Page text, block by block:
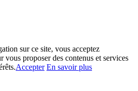
sur ce site, vous acceptez
vous proposer des contenus et services
Accepter En savoir plus